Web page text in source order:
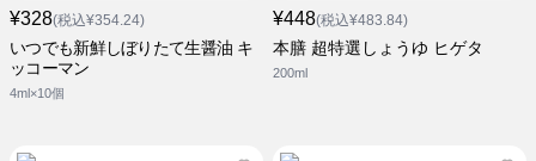
¥328(税込¥354.24)
いつでも新鮮しぼりたて生醤油 キ
ッコーマン
4ml×10個
¥448(税込¥483.84)
本膳 超特選しょうゆ ヒゲタ
200ml